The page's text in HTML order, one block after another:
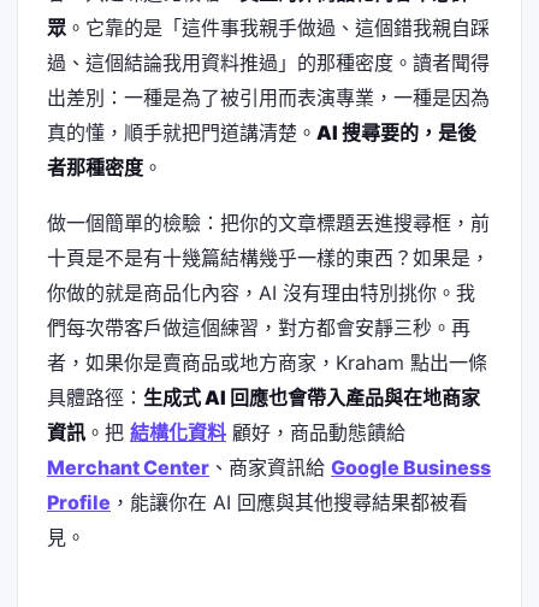
眾 。它靠的是「這件事我親手做過、這個錯我親自踩
過、這個結論我用資料推過」的那種密度。讀者聞得
出差別：一種是為了被引用而表演專業，一種是因為
真的懂，順手就把門道講清楚。 AI 搜尋要的，是後
者那種密度 。
做一個簡單的檢驗：把你的文章標題丟進搜尋框，前
十頁是不是有十幾篇結構幾乎一樣的東西？如果是，
你做的就是商品化內容，AI 沒有理由特別挑你。我
們每次帶客戶做這個練習，對方都會安靜三秒。再
者，如果你是賣商品或地方商家，Kraham 點出一條
具體路徑： 生成式 AI 回應也會帶入產品與在地商家
資訊 。把 結構化資料 顧好，商品動態饋給
Merchant Center 、商家資訊給 Google Business
Profile ，能讓你在 AI 回應與其他搜尋結果都被看
見。